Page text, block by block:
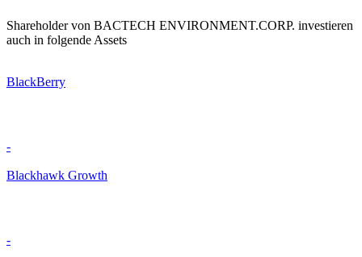
Shareholder von BACTECH ENVIRONMENT.CORP. investieren
auch in folgende Assets
BlackBerry
-
Blackhawk Growth
-